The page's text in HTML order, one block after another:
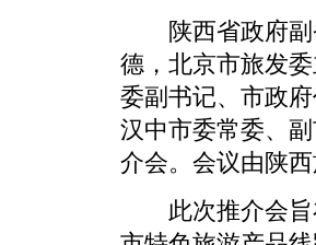
陕西省政府副
德，北京市旅发
委副书记、市政
汉中市委常委、
介会。会议由陕
此次推介会旨